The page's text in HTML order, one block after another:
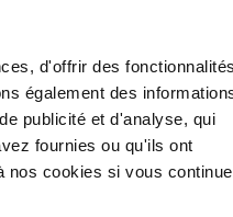
d'offrir des fonctionnalités
également des
publicité et d'analyse, qui
fournies ou qu'ils ont
nos cookies si vous